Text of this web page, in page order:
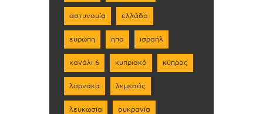
αστυνομία ελλάδα
ευρώπη ηπα ισραήλ
κανάλι 6 κυπριακό κύπρος
λάρνακα λεμεσός
λευκωσία ουκρανία